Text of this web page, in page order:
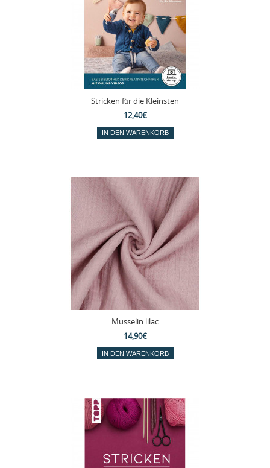
Stricken für die Kleinsten
12,40€
Musselin lilac
14,90€